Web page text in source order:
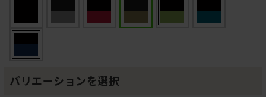
バリエーションを選択